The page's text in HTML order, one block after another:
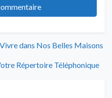
dans Nos Belles Maisons
Répertoire Téléphonique